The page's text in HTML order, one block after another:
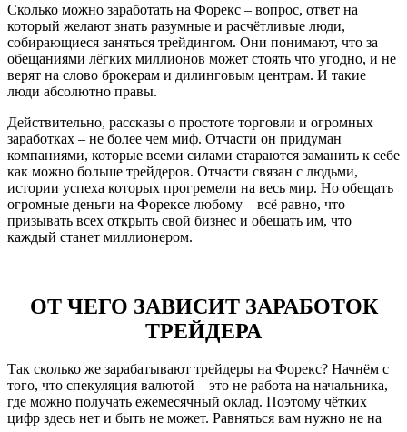
Сколько можно заработать на Форекс – вопрос, ответ на
который желают знать разумные и расчётливые люди,
собирающиеся заняться трейдингом. Они понимают, что за
обещаниями лёгких миллионов может стоять что угодно, и не
верят на слово брокерам и дилинговым центрам. И такие
люди абсолютно правы.
Действительно, рассказы о простоте торговли и огромных
заработках – не более чем миф. Отчасти он придуман
компаниями, которые всеми силами стараются заманить к себе
как можно больше трейдеров. Отчасти связан с людьми,
истории успеха которых прогремели на весь мир. Но обещать
огромные деньги на Форексе любому – всё равно, что
призывать всех открыть свой бизнес и обещать им, что
каждый станет миллионером.
ОТ ЧЕГО ЗАВИСИТ ЗАРАБОТОК
ТРЕЙДЕРА
Так сколько же зарабатывают трейдеры на Форекс? Начнём с
того, что спекуляция валютой – это не работа на начальника,
где можно получать ежемесячный оклад. Поэтому чётких
цифр здесь нет и быть не может. Равняться вам нужно не на